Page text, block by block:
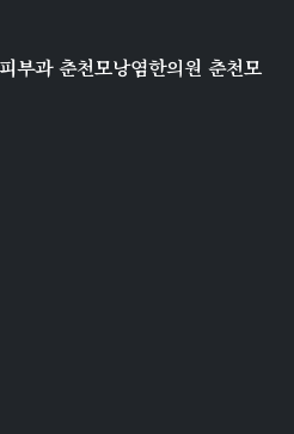
부과 춘천모낭염한의원 춘천모